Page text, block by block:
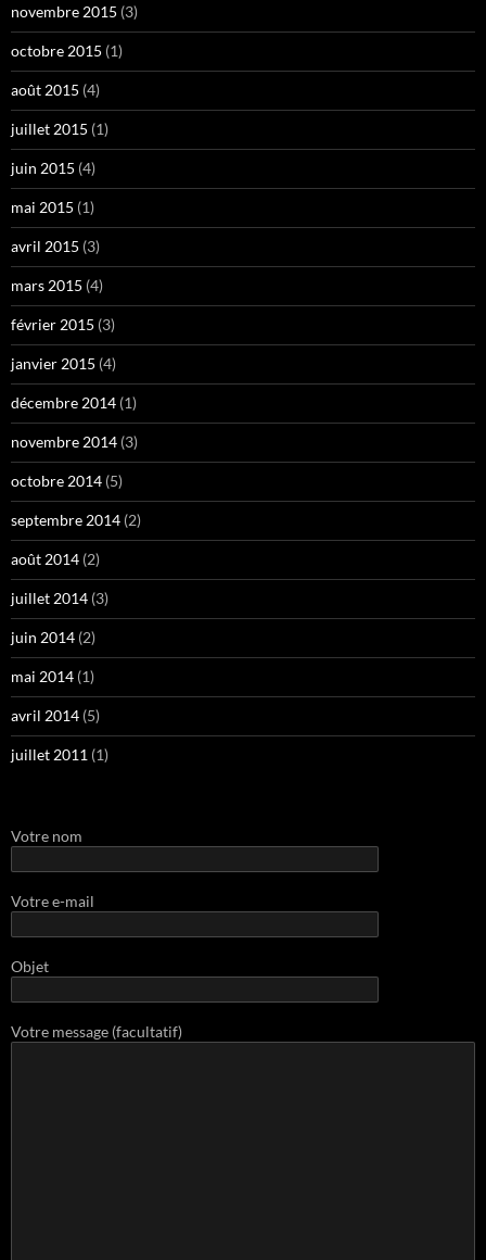
novembre 2015 (3)
octobre 2015 (1)
août 2015 (4)
juillet 2015 (1)
juin 2015 (4)
mai 2015 (1)
avril 2015 (3)
mars 2015 (4)
février 2015 (3)
janvier 2015 (4)
décembre 2014 (1)
novembre 2014 (3)
octobre 2014 (5)
septembre 2014 (2)
août 2014 (2)
juillet 2014 (3)
juin 2014 (2)
mai 2014 (1)
avril 2014 (5)
juillet 2011 (1)
Votre nom
Votre e-mail
Objet
Votre message (facultatif)